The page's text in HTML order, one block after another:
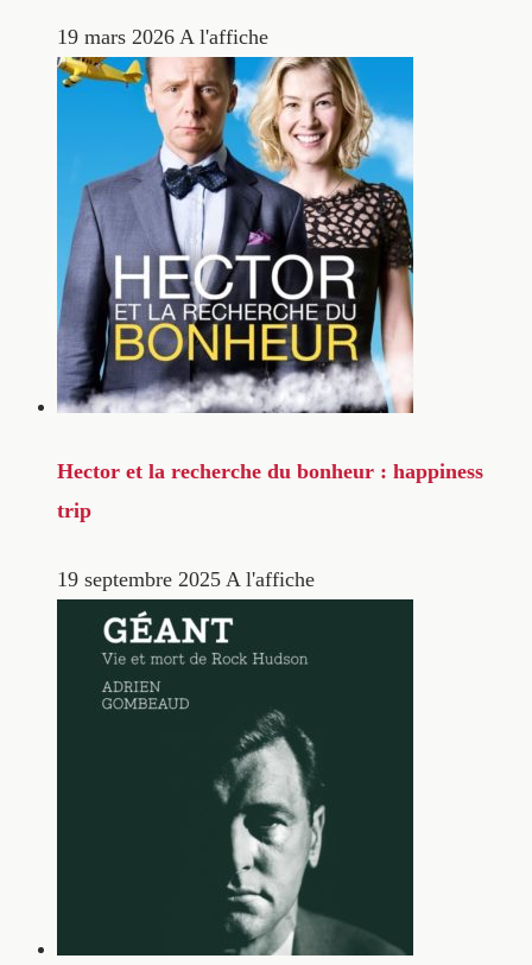
19 mars 2026 A l'affiche
Hector et la recherche du bonheur : happiness
trip
19 septembre 2025 A l'affiche